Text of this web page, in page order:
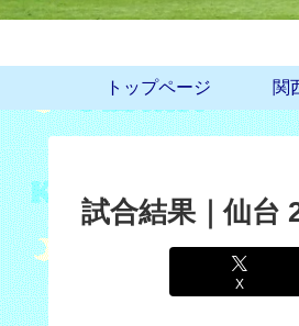
トップページ 関
試合結果｜仙台
X